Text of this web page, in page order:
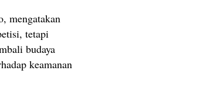
mengatakan
tetapi
budaya
keamanan